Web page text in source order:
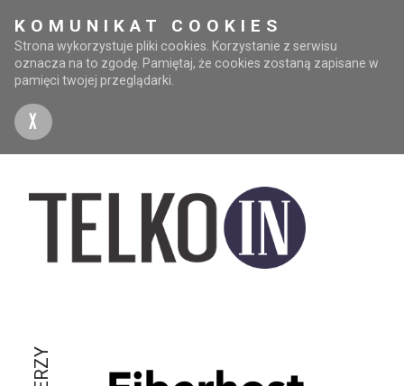
KOMUNIKAT COOKIES
Strona wykorzystuje pliki cookies. Korzystanie z serwisu
oznacza na to zgodę. Pamiętaj, że cookies zostaną zapisane w
pamięci twojej przeglądarki.
X